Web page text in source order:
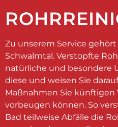
Zu unserem Service
Schwalmtal. Verstopfte
natürliche und besondere
diese und weisen Sie
Maßnahmen Sie künftigen
vorbeugen können. So
Bad teilweise Abfälle die